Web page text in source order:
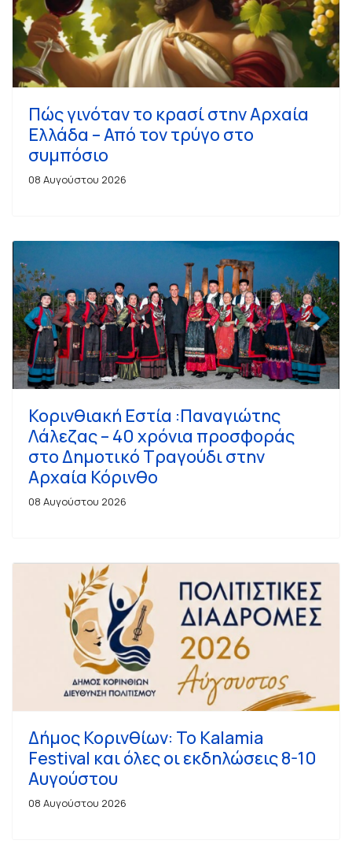
Πώς γινόταν το κρασί στην Αρχαία
Ελλάδα – Από τον τρύγο στο
συμπόσιο
08 Αυγούστου 2026
Κορινθιακή Εστία :Παναγιώτης
Λάλεζας – 40 χρόνια προσφοράς
στο Δημοτικό Τραγούδι στην
Αρχαία Κόρινθο
08 Αυγούστου 2026
Δήμος Κορινθίων: Το Kalamia
Festival και όλες οι εκδηλώσεις 8-10
Αυγούστου
08 Αυγούστου 2026